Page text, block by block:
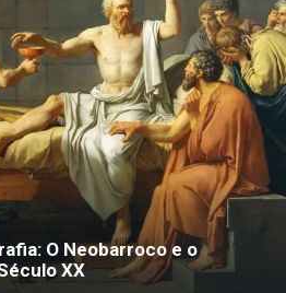
O Neobarroco e o
XX